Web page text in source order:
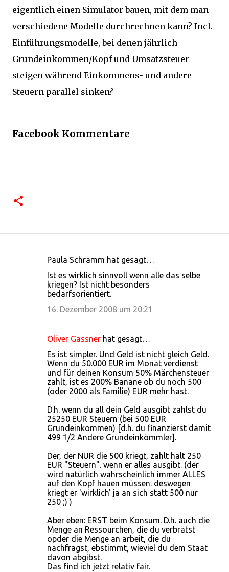
eigentlich einen Simulator bauen, mit dem man
verschiedene Modelle durchrechnen kann? Incl.
Einführungsmodelle, bei denen jährlich
Grundeinkommen/Kopf und Umsatzsteuer
steigen während Einkommens- und andere
Steuern parallel sinken?
Facebook Kommentare
Paula Schramm hat gesagt…
Ist es wirklich sinnvoll wenn alle das selbe
kriegen? Ist nicht besonders
bedarfsorientiert.
16. Dezember 2008 um 20:21
Oliver Gassner hat gesagt…
Es ist simpler. Und Geld ist nicht gleich Geld.
Wenn du 50.000 EUR im Monat verdienst
und für deinen Konsum 50% Märchensteuer
zahlt, ist es 200% Banane ob du noch 500
(oder 2000 als Familie) EUR mehr hast.
D.h. wenn du all dein Geld ausgibt zahlst du
25250 EUR Steuern (bei 500 EUR
Grundeinkommen) [d.h. du finanzierst damit
499 1/2 Andere Grundeinkömmler].
Der, der NUR die 500 kriegt, zahlt halt 250
EUR "Steuern". wenn er alles ausgibt. (der
wird natürlich wahrscheinlich immer ALLES
auf den Kopf hauen müssen. deswegen
kriegt er 'wirklich' ja an sich statt 500 nur
250 ;) )
Aber eben: ERST beim Konsum. D.h. auch die
Menge an Ressourchen, die du verbrätst
opder die Menge an arbeit, die du
nachfragst, ebstimmt, wieviel du dem Staat
davon abgibst.
Das find ich jetzt relativ fair.